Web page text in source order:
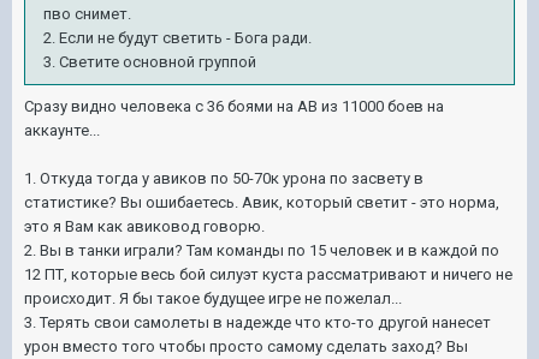
пво снимет.
2. Если не будут светить - Бога ради.
3. Светите основной группой
Сразу видно человека с 36 боями на АВ из 11000 боев на
аккаунте...
1. Откуда тогда у авиков по 50-70к урона по засвету в
статистике? Вы ошибаетесь. Авик, который светит - это норма,
это я Вам как авиковод говорю.
2. Вы в танки играли? Там команды по 15 человек и в каждой по
12 ПТ, которые весь бой силуэт куста рассматривают и ничего не
происходит. Я бы такое будущее игре не пожелал...
3. Терять свои самолеты в надежде что кто-то другой нанесет
урон вместо того чтобы просто самому сделать заход? Вы